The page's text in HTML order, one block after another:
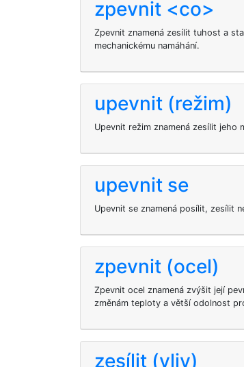
zpevnit <co>
Zpevnit znamená zesílit tuhost a
mechanickému namáhání.
upevnit (režim)
Upevnit režim znamená zesílit jeho
upevnit se
Upevnit se znamená posílit, zesílit
zpevnit (ocel)
Zpevnit ocel znamená zvýšit její
změnám teploty a větší odolnost
zesílit (vliv)